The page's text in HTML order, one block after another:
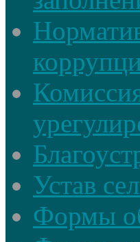
Устав
Формы